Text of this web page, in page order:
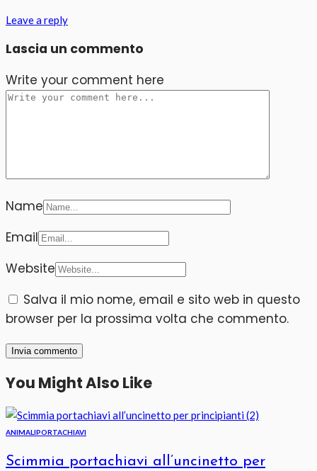
Leave a reply
Lascia un commento
Write your comment here
Name
Email
Website
Salva il mio nome, email e sito web in questo
browser per la prossima volta che commento.
You Might Also Like
ANIMALIPORTACHIAVI
Scimmia portachiavi all’uncinetto per